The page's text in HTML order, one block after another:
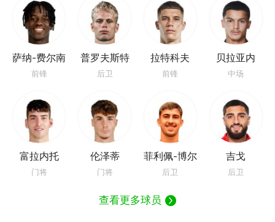
萨纳-费尔南
德斯
前锋
普罗夫斯特
高
后卫
拉特科夫
前锋
贝拉亚内
中场
富拉内托
门将
伦泽蒂
门将
菲利佩-博尔
东
后卫
吉戈
后卫
查看更多球员